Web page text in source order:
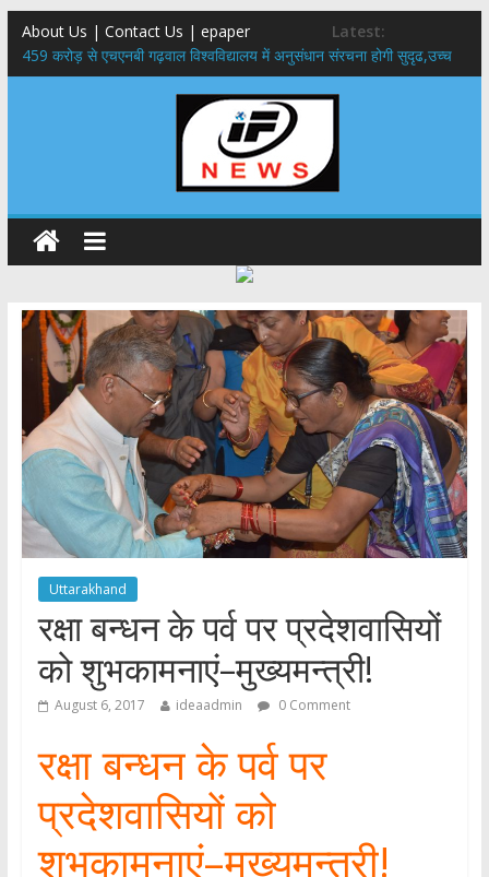
About Us | Contact Us | epaper
Latest:
459 करोड़ से एचएनबी गढ़वाल विश्वविद्यालय में अनुसंधान संरचना होगी सुदृढ,उच्च
शिक्षा मंत्री धन सिंह रावत ने नवनियुक्त केन्द्रीय शिक्षा मंत्री से की मुलाकात
राष्ट्रीय हथकरघा दिवस पर मुख्यमंत्री धामी ने उत्कृष्ट बुनकरों और हस्तशिल्प
​धामी कैबिनेट का बड़ा फैसला: पशुपालकों को 60% तक सब्सिडी, गंगा एक्सप्रेसवे का
​हरिद्वार से वीरभद्र (ऋषिकेश) तक निकली BJYM की भव्य कांवड़ यात्रा; तेजस्वी
सूर्या ने की देश व प्रदेशवासियों के कल्याण की कामना
24×7 अलर्ट मोड में रहें अधिकारी-मुख्य सचिव मानसून-एसईओसी से मुख्य सचिव ने
की विस्तृत समीक्षा कहा-बंद सड़कों को शीघ्र खोला जाए, लोगों को न हो दिक्कत
Uttarakhand
रक्षा बन्धन के पर्व पर प्रदेशवासियों
को शुभकामनाएं–मुख्यमन्त्री!
August 6, 2017 ideaadmin 0 Comment
रक्षा बन्धन के पर्व पर
प्रदेशवासियों को
शुभकामनाएं–मुख्यमन्त्री!